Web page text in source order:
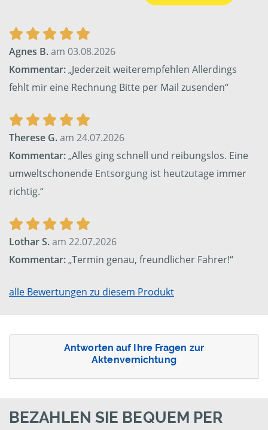
Agnes B.am 03.08.2026
Kommentar:„Jederzeit weiterempfehlen Allerdings
fehlt mir eine Rechnung Bitte per Mail zusenden“
Therese G.am 24.07.2026
Kommentar:„Alles ging schnell und reibungslos. Eine
umweltschonende Entsorgung ist heutzutage immer
richtig.“
Lothar S.am 22.07.2026
Kommentar:„Termin genau, freundlicher Fahrer!“
alle Bewertungen zu diesem Produkt
Antworten auf Ihre Fragen zur
Aktenvernichtung
BEZAHLEN SIE BEQUEM PER